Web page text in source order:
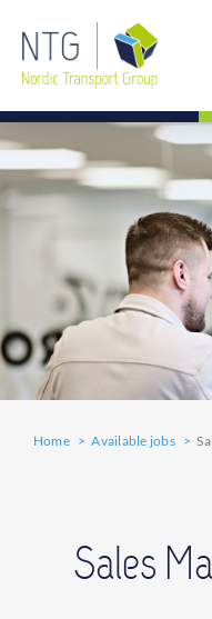
content
SERVICES
ESG | SUSTAINABILITY
NEWS
INVESTOR
Home Available jobs
Sales